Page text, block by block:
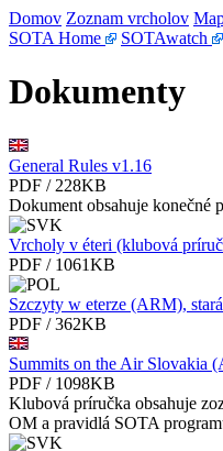
Domov Zoznam vrcholov
SOTA Home
SOTAwatch
Dokumenty
General Rules v1.16
PDF / 228KB
Dokument obsahuje konečné
Vrcholy v éteri (klubová
PDF / 1061KB
Szczyty w eterze (ARM),
PDF / 362KB
Summits on the Air Slovakia
PDF / 1098KB
Klubová príručka obsahuje
OM a pravidlá SOTA